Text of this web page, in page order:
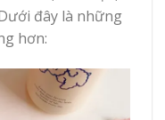
đây là những
hơn: